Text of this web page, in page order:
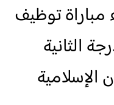
مباراة توظيف
الثانية
الإسلامية